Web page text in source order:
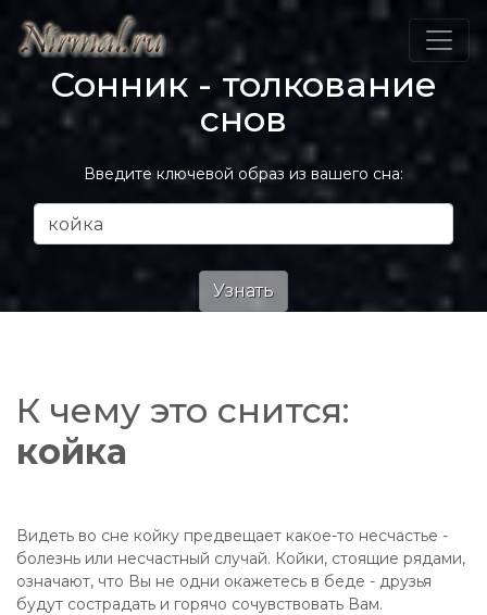
Сонник - толкование
снов
Введите ключевой образ из вашего сна:
К чему это снится:
койка
Видеть во сне койку предвещает какое-то несчастье -
болезнь или несчастный случай. Койки, стоящие рядами,
означают, что Вы не одни окажетесь в беде - друзья
будут сострадать и горячо сочувствовать Вам.